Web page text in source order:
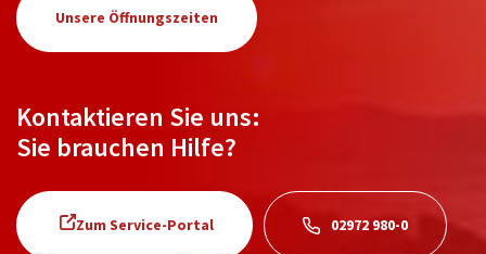
Unsere Öffnungszeiten
Kontaktieren Sie uns:
Sie brauchen Hilfe?
Zum Service-Portal 02972 980-0